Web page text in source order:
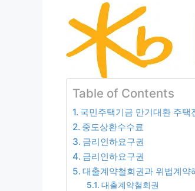
Table of Contents
국민주택기금 만기대환 주택
중도상환수수료
금리인하요구권
금리인하요구권
대출계약철회권과 위법계약
대출계약철회권